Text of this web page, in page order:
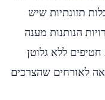
תזונתיות שיש
הנותנות מענה
ללא גלוטן
לאורחים שהצרכים